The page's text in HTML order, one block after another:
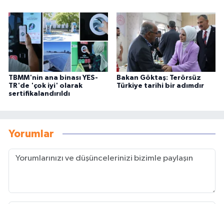
TBMM'nin ana binası YES-
TR'de 'çok iyi' olarak
sertifikalandırıldı
Bakan Göktaş: Terörsüz
Türkiye tarihi bir adımdır
Yorumlar